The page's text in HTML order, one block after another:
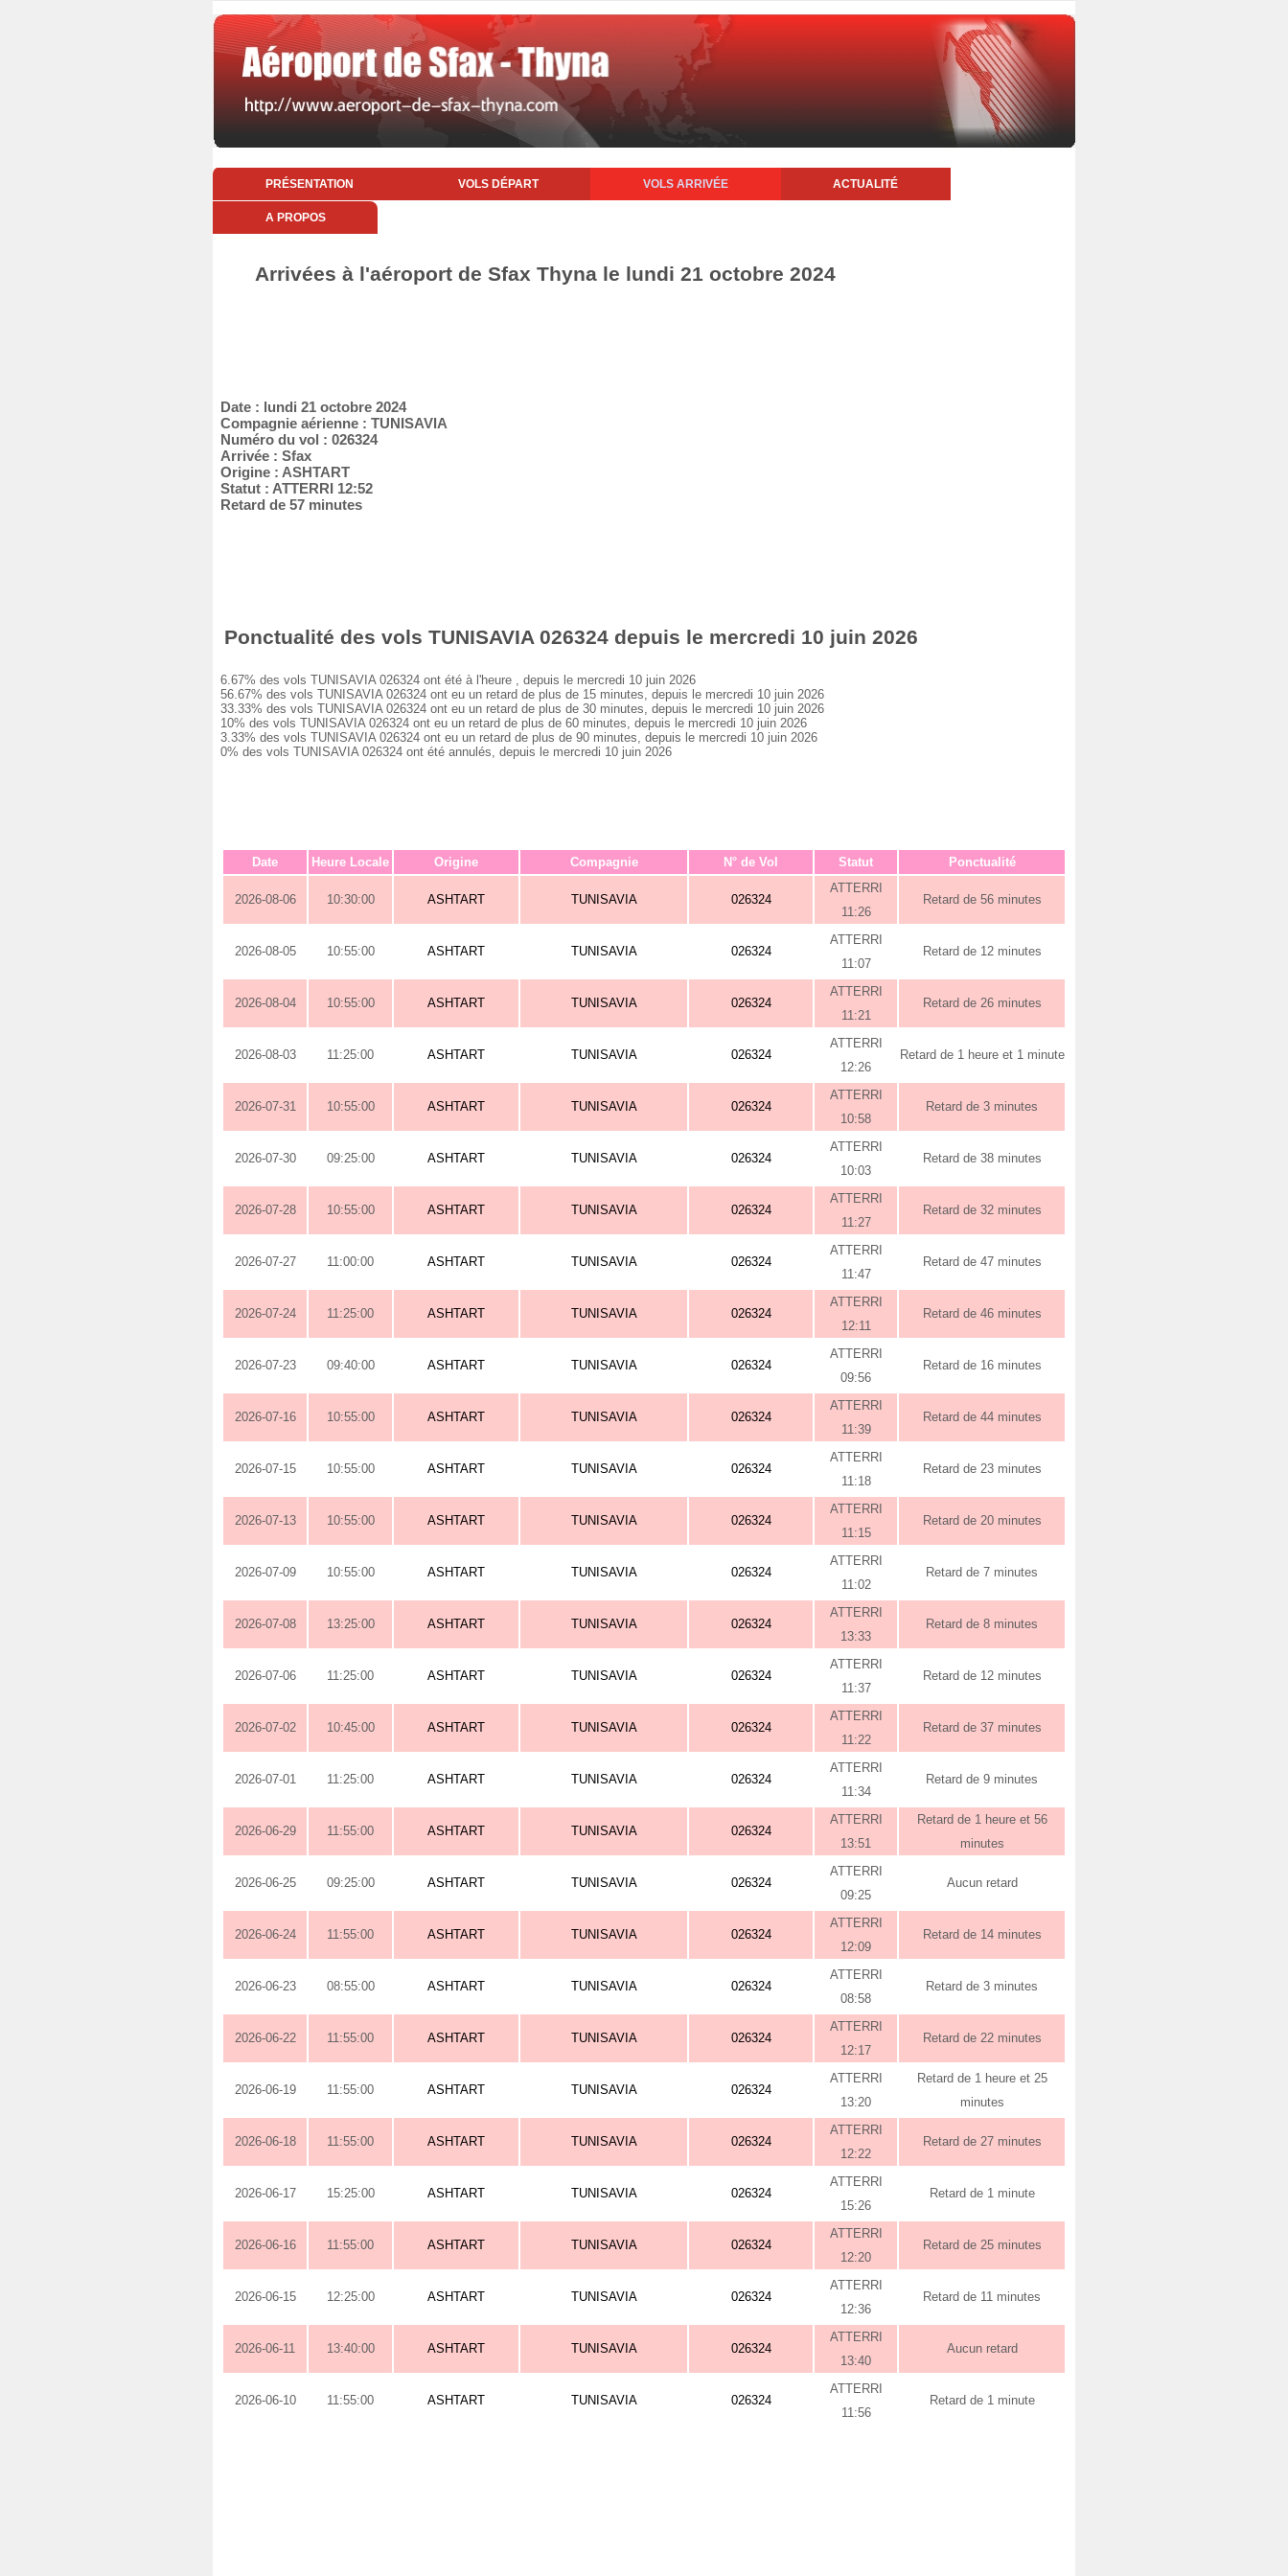
PRÉSENTATION VOLS DÉPART VOLS ARRIVÉE ACTUALITÉ
A PROPOS
Arrivées à l'aéroport de Sfax Thyna le lundi 21 octobre 2024
Date : lundi 21 octobre 2024
Compagnie aérienne : TUNISAVIA
Numéro du vol : 026324
Arrivée : Sfax
Origine : ASHTART
Statut : ATTERRI 12:52
Retard de 57 minutes
Ponctualité des vols TUNISAVIA 026324 depuis le mercredi 10 juin 2026
6.67% des vols TUNISAVIA 026324 ont été à l'heure , depuis le mercredi 10 juin 2026
56.67% des vols TUNISAVIA 026324 ont eu un retard de plus de 15 minutes, depuis le mercredi 10 juin 2026
33.33% des vols TUNISAVIA 026324 ont eu un retard de plus de 30 minutes, depuis le mercredi 10 juin 2026
10% des vols TUNISAVIA 026324 ont eu un retard de plus de 60 minutes, depuis le mercredi 10 juin 2026
3.33% des vols TUNISAVIA 026324 ont eu un retard de plus de 90 minutes, depuis le mercredi 10 juin 2026
0% des vols TUNISAVIA 026324 ont été annulés, depuis le mercredi 10 juin 2026
Date Heure Locale Origine Compagnie N° de Vol Statut Ponctualité
2026-08-06 10:30:00 ASHTART TUNISAVIA 026324
ATTERRI
11:26
Retard de 56 minutes
2026-08-05 10:55:00 ASHTART TUNISAVIA 026324
ATTERRI
11:07
Retard de 12 minutes
2026-08-04 10:55:00 ASHTART TUNISAVIA 026324
ATTERRI
11:21
Retard de 26 minutes
2026-08-03 11:25:00 ASHTART TUNISAVIA 026324
ATTERRI
12:26
Retard de 1 heure et 1 minute
2026-07-31 10:55:00 ASHTART TUNISAVIA 026324
ATTERRI
10:58
Retard de 3 minutes
2026-07-30 09:25:00 ASHTART TUNISAVIA 026324
ATTERRI
10:03
Retard de 38 minutes
2026-07-28 10:55:00 ASHTART TUNISAVIA 026324
ATTERRI
11:27
Retard de 32 minutes
2026-07-27 11:00:00 ASHTART TUNISAVIA 026324
ATTERRI
11:47
Retard de 47 minutes
2026-07-24 11:25:00 ASHTART TUNISAVIA 026324
ATTERRI
12:11
Retard de 46 minutes
2026-07-23 09:40:00 ASHTART TUNISAVIA 026324
ATTERRI
09:56
Retard de 16 minutes
2026-07-16 10:55:00 ASHTART TUNISAVIA 026324
ATTERRI
11:39
Retard de 44 minutes
2026-07-15 10:55:00 ASHTART TUNISAVIA 026324
ATTERRI
11:18
Retard de 23 minutes
2026-07-13 10:55:00 ASHTART TUNISAVIA 026324
ATTERRI
11:15
Retard de 20 minutes
2026-07-09 10:55:00 ASHTART TUNISAVIA 026324
ATTERRI
11:02
Retard de 7 minutes
2026-07-08 13:25:00 ASHTART TUNISAVIA 026324
ATTERRI
13:33
Retard de 8 minutes
2026-07-06 11:25:00 ASHTART TUNISAVIA 026324
ATTERRI
11:37
Retard de 12 minutes
2026-07-02 10:45:00 ASHTART TUNISAVIA 026324
ATTERRI
11:22
Retard de 37 minutes
2026-07-01 11:25:00 ASHTART TUNISAVIA 026324
ATTERRI
11:34
Retard de 9 minutes
2026-06-29 11:55:00 ASHTART TUNISAVIA 026324
ATTERRI
13:51
Retard de 1 heure et 56
minutes
2026-06-25 09:25:00 ASHTART TUNISAVIA 026324
ATTERRI
09:25
Aucun retard
2026-06-24 11:55:00 ASHTART TUNISAVIA 026324
ATTERRI
12:09
Retard de 14 minutes
2026-06-23 08:55:00 ASHTART TUNISAVIA 026324
ATTERRI
08:58
Retard de 3 minutes
2026-06-22 11:55:00 ASHTART TUNISAVIA 026324
ATTERRI
12:17
Retard de 22 minutes
2026-06-19 11:55:00 ASHTART TUNISAVIA 026324
ATTERRI
13:20
Retard de 1 heure et 25
minutes
2026-06-18 11:55:00 ASHTART TUNISAVIA 026324
ATTERRI
12:22
Retard de 27 minutes
2026-06-17 15:25:00 ASHTART TUNISAVIA 026324
ATTERRI
15:26
Retard de 1 minute
2026-06-16 11:55:00 ASHTART TUNISAVIA 026324
ATTERRI
12:20
Retard de 25 minutes
2026-06-15 12:25:00 ASHTART TUNISAVIA 026324
ATTERRI
12:36
Retard de 11 minutes
2026-06-11 13:40:00 ASHTART TUNISAVIA 026324
ATTERRI
13:40
Aucun retard
2026-06-10 11:55:00 ASHTART TUNISAVIA 026324
ATTERRI
11:56
Retard de 1 minute